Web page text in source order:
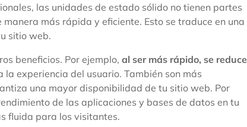
las unidades de estado sólido no tienen partes
más rápida y eficiente. Esto se traduce en una
sitio web.
beneficios. Por ejemplo, al ser más rápido, se reduce
la experiencia del usuario. También son más
una mayor disponibilidad de tu sitio web. Por
de las aplicaciones y bases de datos en tu
fluida para los visitantes.